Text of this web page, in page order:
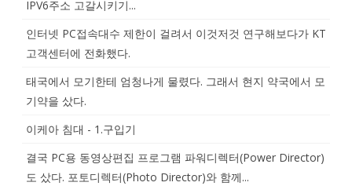
IPV6주소 고갈시키기...
인터넷 PC접속대수 제한이 걸려서 이것저것 연구해보다가 KT
고객센터에 전화했다.
태국에서 모기한테 엄청나게 물렸다. 그래서 현지 약국에서 모
기약을 샀다.
이케아 침대 - 1.구입기
결국 PC용 동영상편집 프로그램 파워디렉터(Power Director)
도 샀다. 포토디렉터(Photo Director)와 함께...